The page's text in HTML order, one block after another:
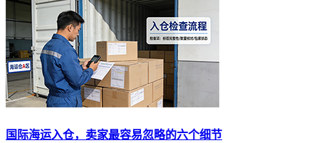
国际海运入仓，卖家最容易忽略的六个细节